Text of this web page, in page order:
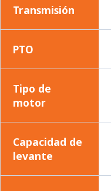
Transmisión
PTO
Tipo de
motor
Capacidad de
levante